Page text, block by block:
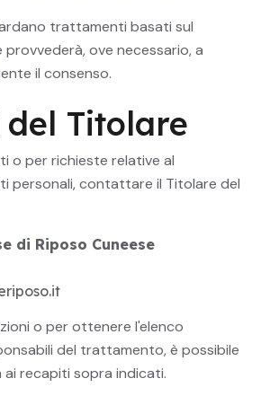
trattamenti basati sul
ove necessario, a
il consenso.
Titolare
o per richieste relative al
personali, contattare il Titolare del
di Riposo Cuneese
o per ottenere l'elenco
del trattamento, è possibile
ai recapiti sopra indicati.